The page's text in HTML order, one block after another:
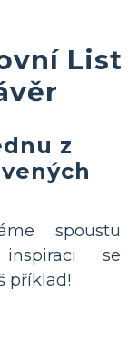
List
z
spoustu
se
příklad!